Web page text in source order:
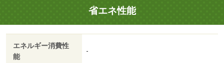
省エネ性能
エネルギー消費性
能
-